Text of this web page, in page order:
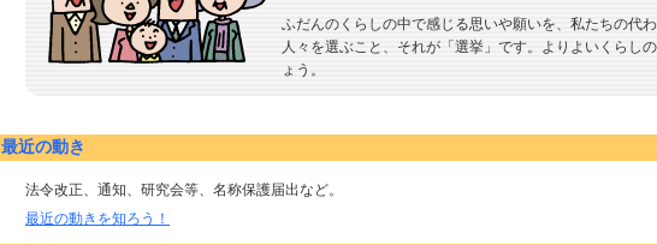
ふだんのくらしの中で感じる思いや願いを、私たちの代
人々を選ぶこと、それが「選挙」です。よりよいくらし
ょう。
最近の動き
法令改正、通知、研究会等、名称保護届出など。
最近の動きを知ろう！